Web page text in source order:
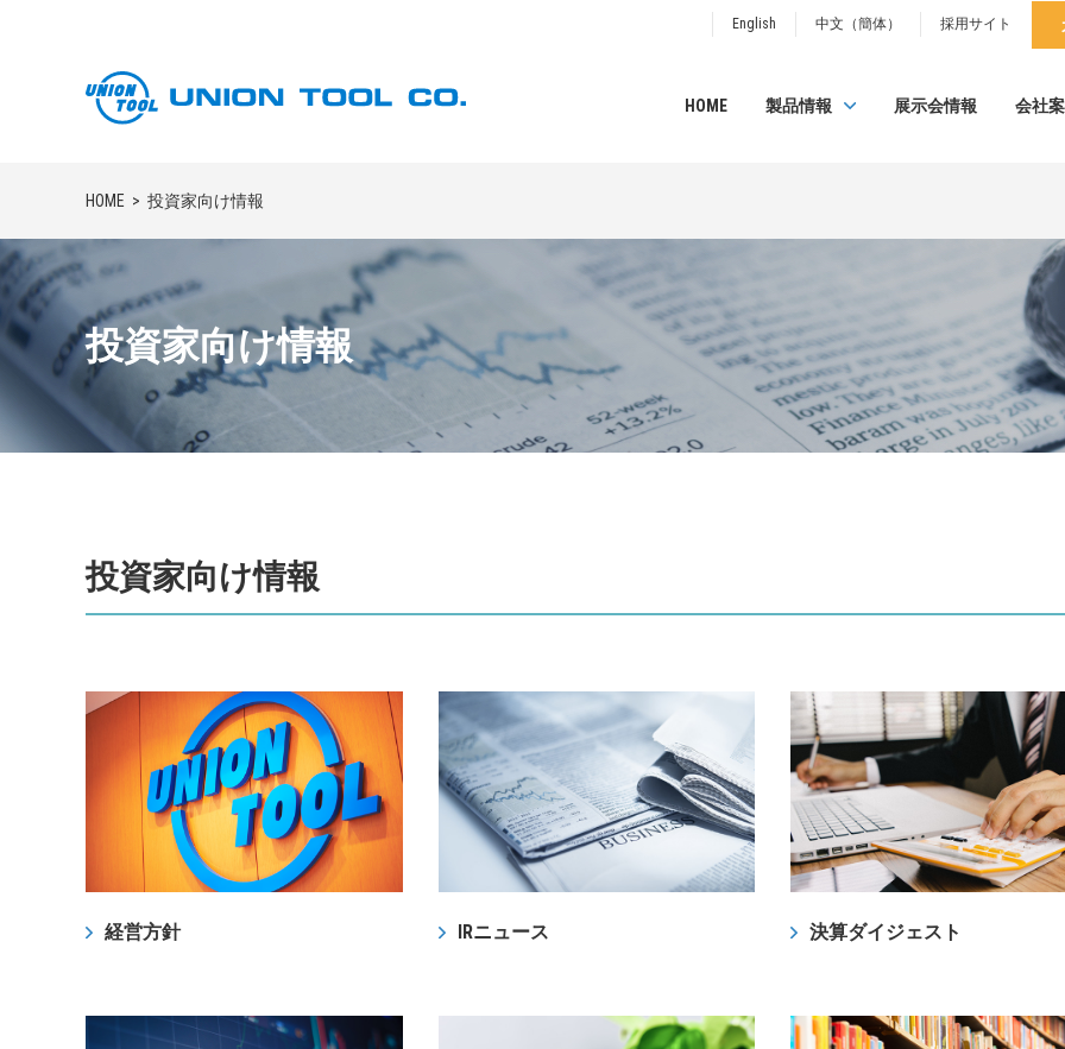
English 中文（簡体） 採用サイト
HOME 製品情報 展示会情報 会社
HOME 投資家向け情報
投資家向け情報
投資家向け情報
経営方針 IRニュース 決算ダイジェスト